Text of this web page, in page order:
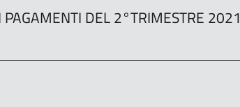
PAGAMENTI DEL 2°TRIMESTRE 2021